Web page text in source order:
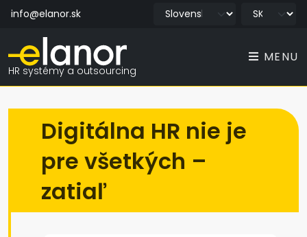
info@elanor.sk
HR systémy a outsourcing
MENU
Digitálna HR nie je
pre všetkých –
zatiaľ